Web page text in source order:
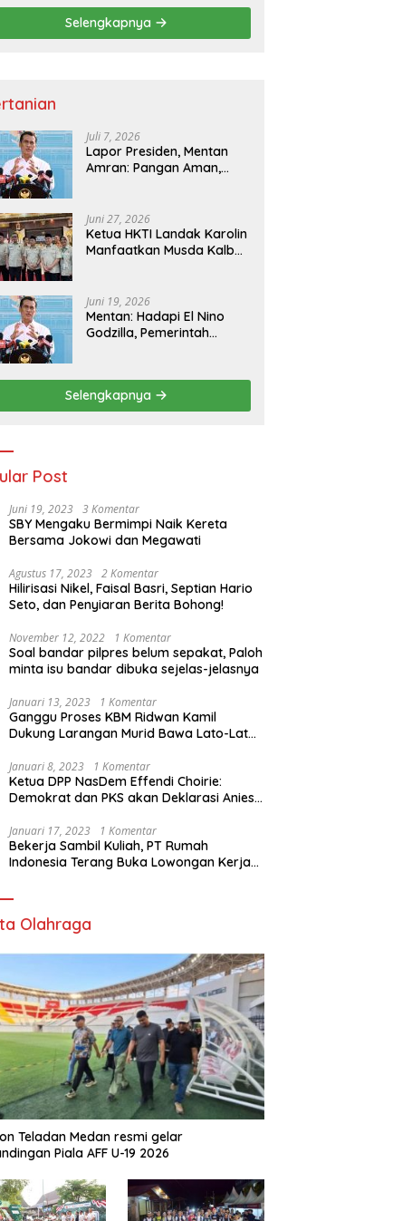
Internasional
Selengkapnya
Juli 7, 2026
Lapor Presiden, Mentan
Amran: Pangan Aman,
Juni 27, 2026
Ketua HKTI Landak Karolin
Manfaatkan Musda Kalbar
Juni 19, 2026
Mentan: Hadapi El Nino
Godzilla, Pemerintah
Infrastruktur Pertanian
Nasional
Selengkapnya
Post
Juni 19, 2023 3 Komentar
SBY Mengaku Bermimpi Naik Kereta
Bersama Jokowi dan Megawati
Agustus 17, 2023 2 Komentar
Hilirisasi Nikel, Faisal Basri, Septian Hario
Seto, dan Penyiaran Berita Bohong!
November 12, 2022 1 Komentar
Soal bandar pilpres belum sepakat, Paloh
minta isu bandar dibuka sejelas-jelasnya
Januari 13, 2023 1 Komentar
Ganggu Proses KBM Ridwan Kamil
Dukung Larangan Murid Bawa Lato-Lato
Januari 8, 2023 1 Komentar
Ketua DPP NasDem Effendi Choirie:
Demokrat dan PKS akan Deklarasi Anies
Januari 17, 2023 1 Komentar
Bekerja Sambil Kuliah, PT Rumah
Indonesia Terang Buka Lowongan Kerja
Olahraga
Teladan Medan resmi gelar
Piala AFF U-19 2026